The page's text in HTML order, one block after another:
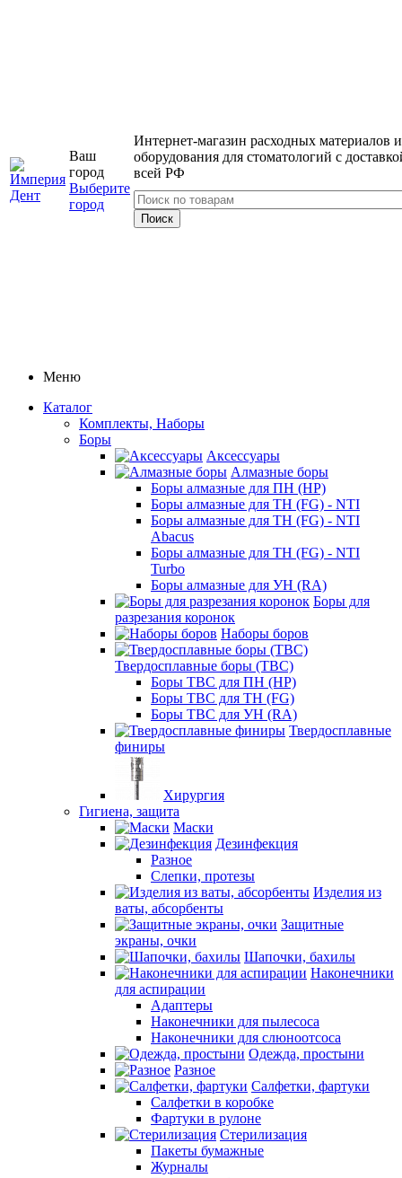
Ваш
город
Выберите
город
Интернет-магазин расходных материалов и
оборудования для стоматологий с
всей РФ
Меню
Каталог
Комплекты, Наборы
Боры
Аксессуары
Алмазные боры
Боры алмазные для ПН (HP)
Боры алмазные для ТН (FG) - NTI
Боры алмазные для ТН (FG) - NTI
Abacus
Боры алмазные для ТН (FG) - NTI
Turbo
Боры алмазные для УН (RA)
Боры для
разрезания коронок
Наборы боров
Твердосплавные боры (ТВС)
Боры ТВС для ПН (HP)
Боры ТВС для ТН (FG)
Боры ТВС для УН (RA)
Твердосплавные
финиры
Хирургия
Гигиена, защита
Маски
Дезинфекция
Разное
Слепки, протезы
Изделия из
ваты, абсорбенты
Защитные
экраны, очки
Шапочки, бахилы
Наконечники
для аспирации
Адаптеры
Наконечники для пылесоса
Наконечники для слюноотсоса
Одежда, простыни
Разное
Салфетки, фартуки
Салфетки в коробке
Фартуки в рулоне
Стерилизация
Пакеты бумажные
Журналы